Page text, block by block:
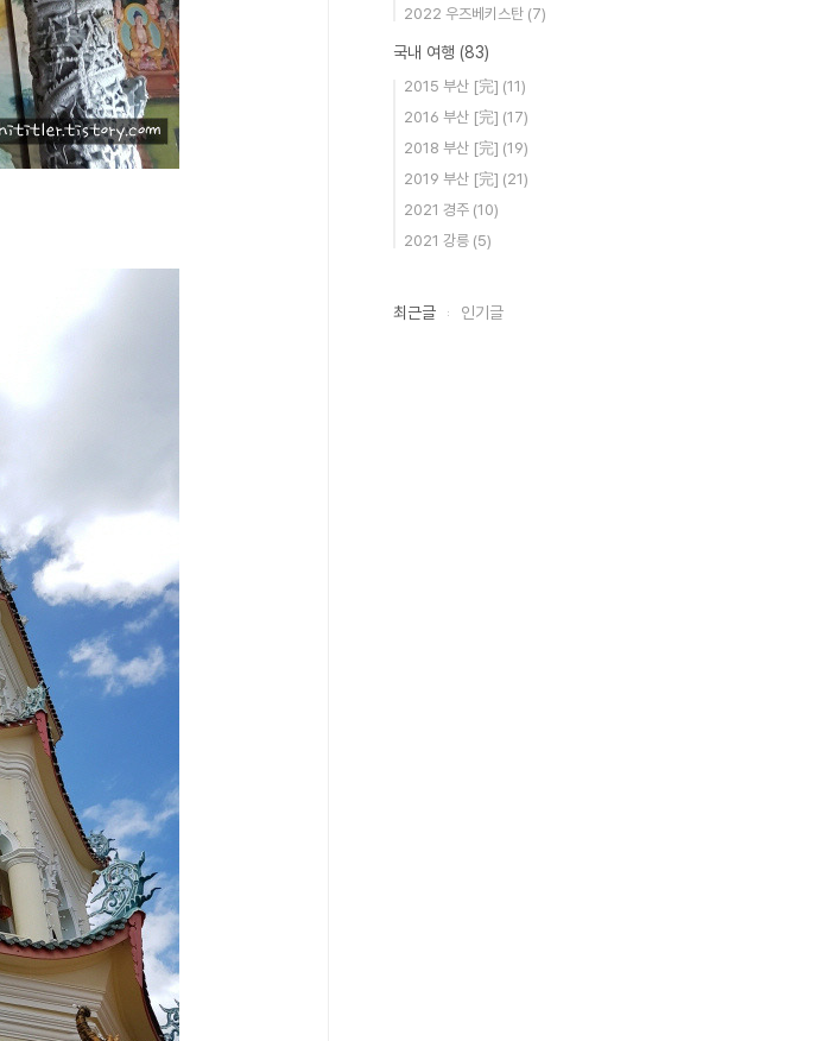
2022 우즈베키스탄 (7)
국내 여행 (83)
2015 부산 [完] (11)
2016 부산 [完] (17)
2018 부산 [完] (19)
2019 부산 [完] (21)
2021 경주 (10)
2021 강릉 (5)
최근글 인기글